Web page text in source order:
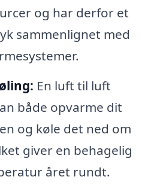
og har derfor et
sammenlignet med
En luft til luft
både opvarme dit
og køle det ned om
giver en behagelig
året rundt.